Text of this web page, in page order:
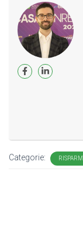
Categorie: